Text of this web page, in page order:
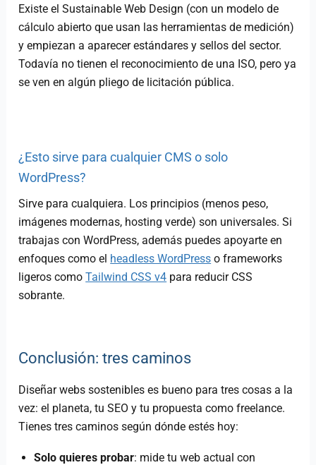
Existe el Sustainable Web Design (con un modelo de
cálculo abierto que usan las herramientas de medición)
y empiezan a aparecer estándares y sellos del sector.
Todavía no tienen el reconocimiento de una ISO, pero ya
se ven en algún pliego de licitación pública.
¿Esto sirve para cualquier CMS o solo
WordPress?
Sirve para cualquiera. Los principios (menos peso,
imágenes modernas, hosting verde) son universales. Si
trabajas con WordPress, además puedes apoyarte en
enfoques como el headless WordPress o frameworks
ligeros comoTailwind CSS v4 para reducir CSS
sobrante.
Conclusión: tres caminos
Diseñar webs sostenibles es bueno para tres cosas a la
vez: el planeta, tu SEO y tu propuesta como freelance.
Tienes tres caminos según dónde estés hoy:
Solo quieres probar: mide tu web actual con